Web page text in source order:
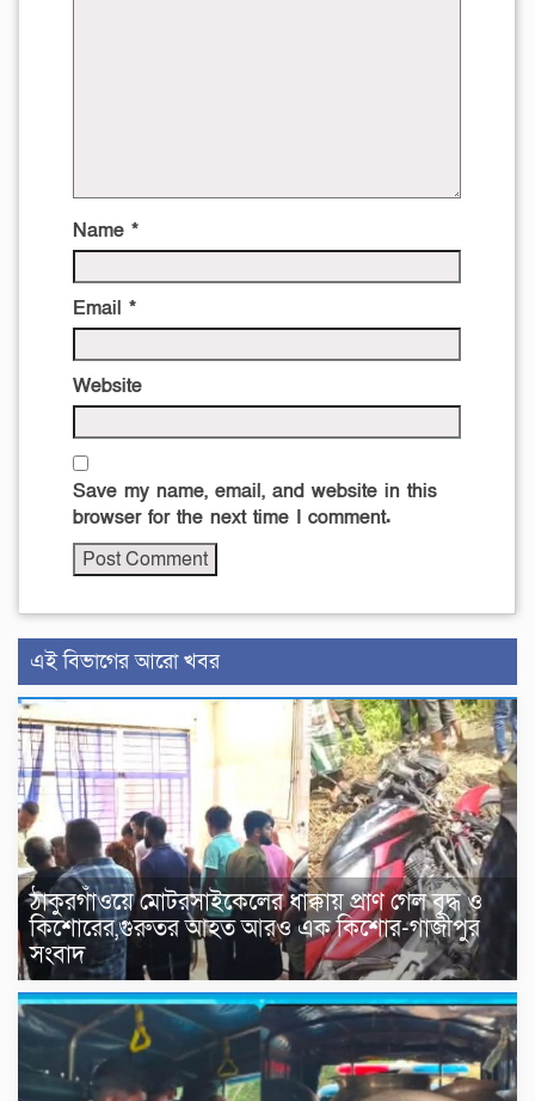
Name *
Email *
Website
Save my name, email, and website in this
browser for the next time I comment.
এই বিভাগের আরো খবর
ঠাকুরগাঁওয়ে মোটরসাইকেলের ধাক্কায় প্রাণ গেল বৃদ্ধ ও
কিশোরের,গুরুতর আহত আরও এক কিশোর-গাজীপুর
সংবাদ